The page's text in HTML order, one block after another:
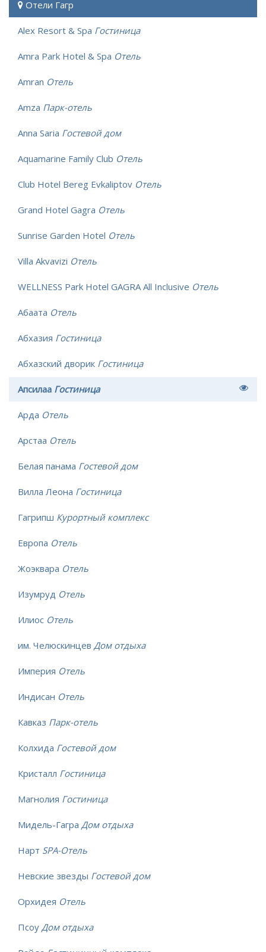
Отели Гагр
Alex Resort & Spa Гостиница
Amra Park Hotel & Spa Отель
Amran Отель
Amza Парк-отель
Anna Saria Гостевой дом
Aquamarine Family Club Отель
Club Hotel Bereg Evkaliptov Отель
Grand Hotel Gagra Отель
Sunrise Garden Hotel Отель
Villa Akvavizi Отель
WELLNESS Park Hotel GAGRA All Inclusive Отель
Абаата Отель
Абхазия Гостиница
Абхазский дворик Гостиница
Апсилаа Гостиница
Арда Отель
Арстаа Отель
Белая панама Гостевой дом
Вилла Леона Гостиница
Гагрипш Курортный комплекс
Европа Отель
Жоэквара Отель
Изумруд Отель
Илиос Отель
им. Челюскинцев Дом отдыха
Империя Отель
Индисан Отель
Кавказ Парк-отель
Колхида Гостевой дом
Кристалл Гостиница
Магнолия Гостиница
Мидель-Гагра Дом отдыха
Нарт SPA-Отель
Невские звезды Гостевой дом
Орхидея Отель
Псоу Дом отдыха